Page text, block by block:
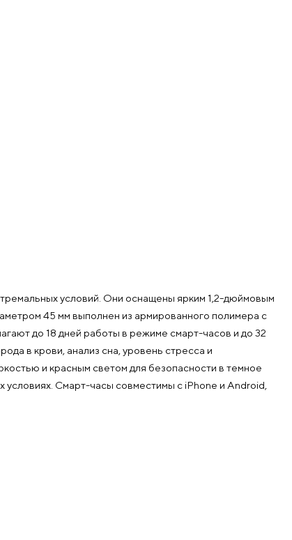
условий. Они оснащены ярким 1,2-дюймовым
45 мм выполнен из армированного полимера с
до 18 дней работы в режиме смарт-часов и до 32
в крови, анализ сна, уровень стресса и
и красным светом для безопасности в темное
Смарт-часы совместимы с iPhone и Android,